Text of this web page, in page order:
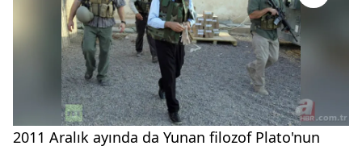
2011 Aralık ayında da Yunan filozof Plato'nun